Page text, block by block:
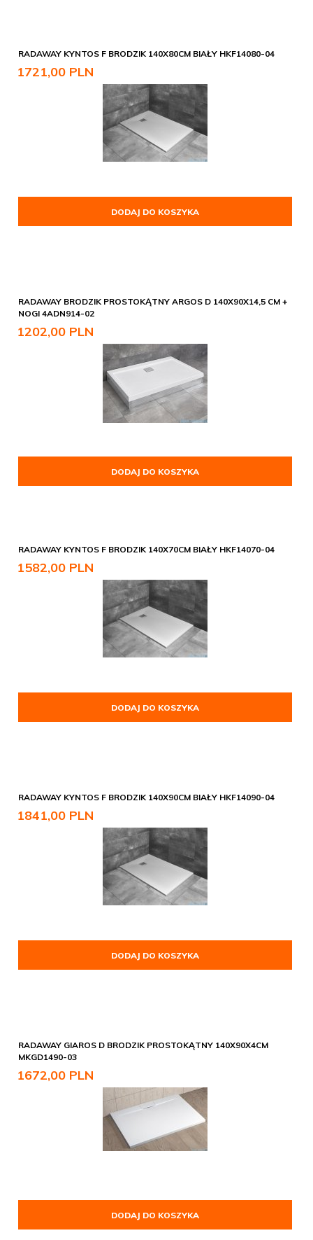
RADAWAY KYNTOS F BRODZIK 140X80CM BIAŁY HKF14080-04
1721,00 PLN
DODAJ DO KOSZYKA
RADAWAY BRODZIK PROSTOKĄTNY ARGOS D 140X90X14,5 CM +
NOGI 4ADN914-02
1202,00 PLN
DODAJ DO KOSZYKA
RADAWAY KYNTOS F BRODZIK 140X70CM BIAŁY HKF14070-04
1582,00 PLN
DODAJ DO KOSZYKA
RADAWAY KYNTOS F BRODZIK 140X90CM BIAŁY HKF14090-04
1841,00 PLN
DODAJ DO KOSZYKA
RADAWAY GIAROS D BRODZIK PROSTOKĄTNY 140X90X4CM
MKGD1490-03
1672,00 PLN
DODAJ DO KOSZYKA